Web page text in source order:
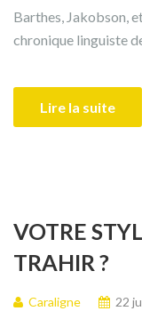
Barthes, Jakobson,
chronique linguiste
Lire la suite
VOTRE
TRAHIR ?
Caraligne 22